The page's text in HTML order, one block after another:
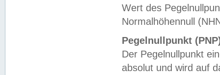
Wert des
Normalhöhennull
Pegelnullpunkt
Der Pegelnullpunkt
absolut und wird auf